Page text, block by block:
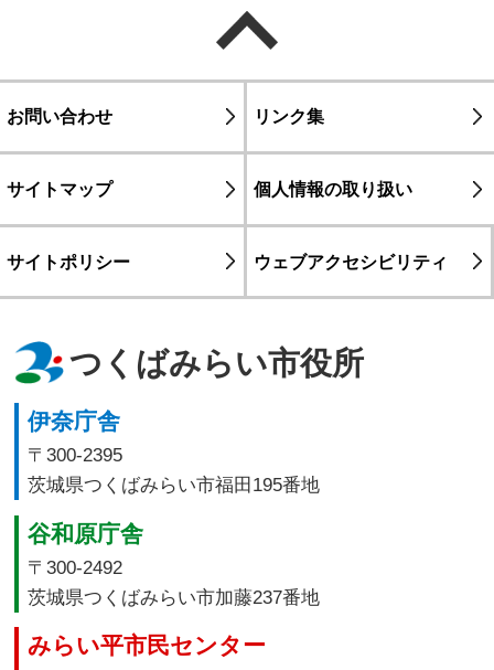
お問い合わせ リンク集
サイトマップ 個人情報の取り扱い
サイトポリシー ウェブアクセシビリティ
つくばみらい市役所
伊奈庁舎
〒300-2395
茨城県つくばみらい市福田195番地
谷和原庁舎
〒300-2492
茨城県つくばみらい市加藤237番地
みらい平市民センター